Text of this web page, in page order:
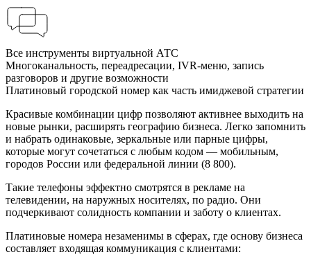
Все инструменты виртуальной АТС
Многоканальность, переадресации, IVR-меню, запись
разговоров и другие возможности
Платиновый городской номер как часть имиджевой стратегии
Красивые комбинации цифр позволяют активнее выходить на
новые рынки, расширять географию бизнеса. Легко запомнить
и набрать одинаковые, зеркальные или парные цифры,
которые могут сочетаться с любым кодом — мобильным,
городов России или федеральной линии (8 800).
Такие телефоны эффектно смотрятся в рекламе на
телевидении, на наружных носителях, по радио. Они
подчеркивают солидность компании и заботу о клиентах.
Платиновые номера незаменимы в сферах, где основу бизнеса
составляет входящая коммуникация с клиентами: